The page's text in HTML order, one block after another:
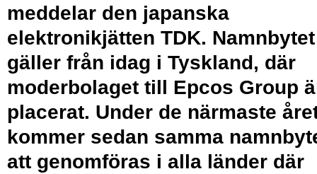
meddelar den japanska
elektronikjätten TDK. Namnbytet
gäller från idag i Tyskland, där
moderbolaget till Epcos Group
placerat. Under de närmaste
kommer sedan samma
att genomföras i alla länder där